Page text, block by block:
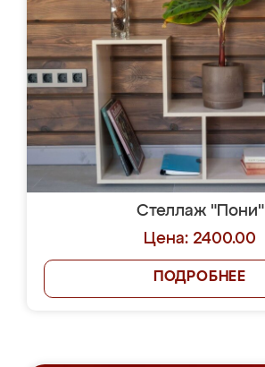
Стеллаж "Пони"
Цена: 2400.00
ПОДРОБНЕЕ